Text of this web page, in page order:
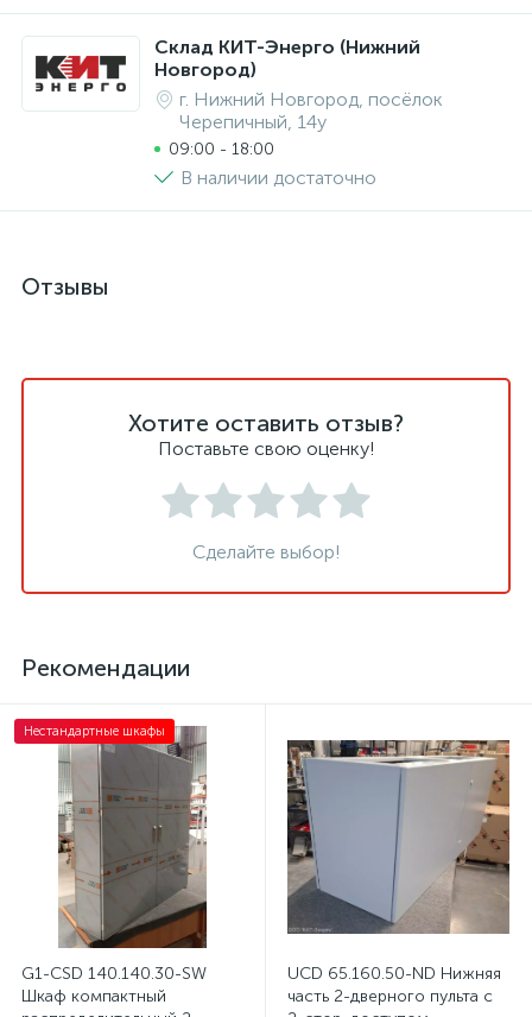
Склад КИТ-Энерго (Нижний
Новгород)
г. Нижний Новгород, посёлок
Черепичный, 14у
09:00 - 18:00
В наличии достаточно
Отзывы
Хотите оставить отзыв?
Поставьте свою оценку!
Сделайте выбор!
Рекомендации
Нестандартные шкафы
G1-CSD 140.140.30-SW
Шкаф компактный
UCD 65.160.50-ND Нижняя
часть 2-дверного пульта с